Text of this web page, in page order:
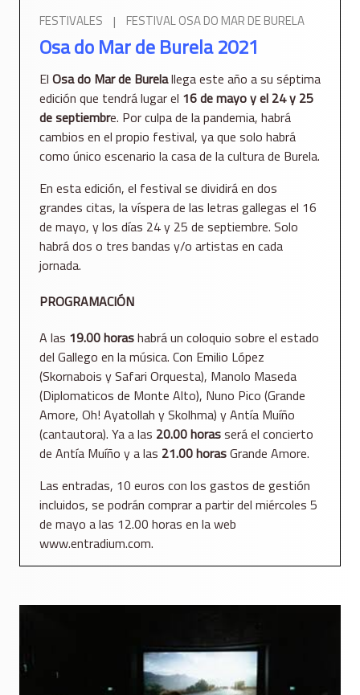
FESTIVALES | FESTIVAL OSA DO MAR DE BURELA
Osa do Mar de Burela 2021
El Osa do Mar de Burelallega este año a su séptima
edición que tendrá lugar el 16 de mayo y el 24 y 25
de septiembre. Por culpa de la pandemia, habrá
cambios en el propio festival, ya que solo habrá
como único escenario la casa de la cultura de Burela.
En esta edición, el festival se dividirá en dos
grandes citas, la víspera de las letras gallegas el 16
de mayo, y los días 24 y 25 de septiembre. Solo
habrá dos o tres bandas y/o artistas en cada
jornada.
PROGRAMACIÓN
A las 19.00 horashabrá un coloquio sobre el estado
del Gallego en la música. Con Emilio López
(Skornabois y Safari Orquesta), Manolo Maseda
(Diplomaticos de Monte Alto), Nuno Pico (Grande
Amore, Oh! Ayatollah y Skolhma) y Antía Muíño
(cantautora). Ya a las 20.00 horasserá el concierto
de Antía Muíño y a las 21.00 horasGrande Amore.
Las entradas, 10 euros con los gastos de gestión
incluidos, se podrán comprar a partir del miércoles 5
de mayo a las 12.00 horas en la web
www.entradium.com.